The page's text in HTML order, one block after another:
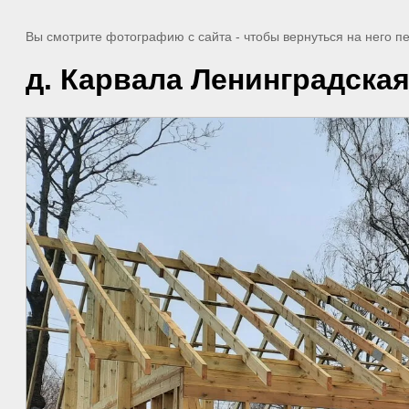
Вы смотрите фотографию с сайта - чтобы вернуться на него
д. Карвала